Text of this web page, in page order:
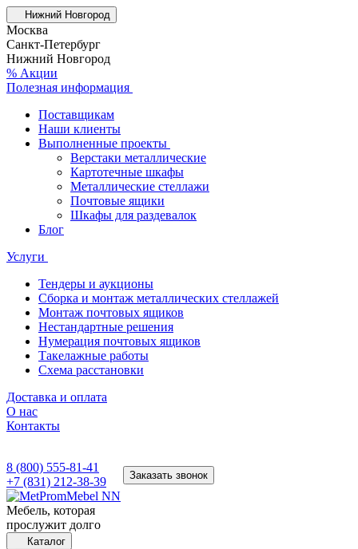
Нижний Новгород
Москва
Санкт-Петербург
Нижний Новгород
% Акции
Полезная информация
Поставщикам
Наши клиенты
Выполненные проекты
Верстаки металлические
Картотечные шкафы
Металлические стеллажи
Почтовые ящики
Шкафы для раздевалок
Блог
Услуги
Тендеры и аукционы
Сборка и монтаж металлических стеллажей
Монтаж почтовых ящиков
Нестандартные решения
Нумерация почтовых ящиков
Такелажные работы
Схема расстановки
Доставка и оплата
О нас
Контакты
8 (800) 555-81-41
+7 (831) 212-38-39
Заказать звонок
Мебель, которая
прослужит долго
Каталог